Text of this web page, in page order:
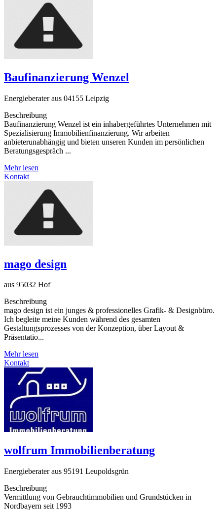
Baufinanzierung Wenzel
Energieberater aus 04155 Leipzig
Beschreibung
Baufinanzierung Wenzel ist ein inhabergeführtes Unternehmen mit
Spezialisierung Immobilienfinanzierung. Wir arbeiten
anbieterunabhängig und bieten unseren Kunden im persönlichen
Beratungsgespräch ...
Mehr lesen
Kontakt
mago design
aus 95032 Hof
Beschreibung
mago design ist ein junges & professionelles Grafik- & Designbüro.
Ich begleite meine Kunden während des gesamten
Gestaltungsprozesses von der Konzeption, über Layout &
Präsentatio...
Mehr lesen
Kontakt
wolfrum Immobilienberatung
Energieberater aus 95191 Leupoldsgrün
Beschreibung
Vermittlung von Gebrauchtimmobilien und Grundstücken in
Nordbayern seit 1993